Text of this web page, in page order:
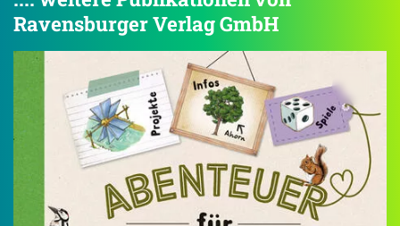
Ravensburger Verlag GmbH